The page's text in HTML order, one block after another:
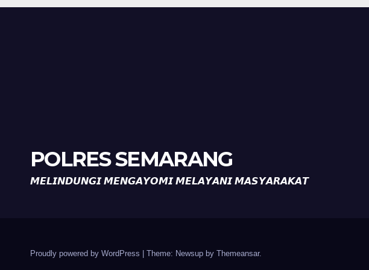
POLRES SEMARANG
𝙈𝙀𝙇𝙄𝙉𝘿𝙐𝙉𝙂𝙄 𝙈𝙀𝙉𝙂𝘼𝙔𝙊𝙈𝙄 𝙈𝙀𝙇𝘼𝙔𝘼𝙉𝙄 𝙈𝘼𝙎𝙔𝘼𝙍𝘼𝙆𝘼𝙏
Proudly powered by WordPress Theme: Newsup by Themeansar.